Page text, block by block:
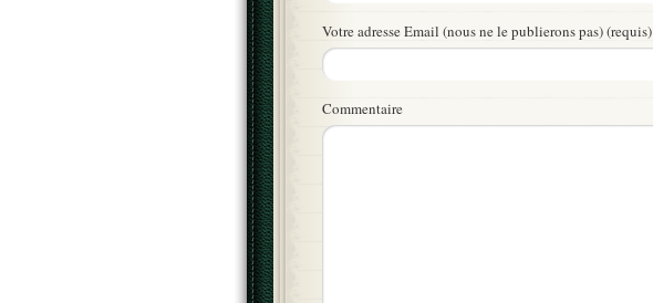
Votre adresse Email (nous ne le publierons pas) (requis)
Commentaire